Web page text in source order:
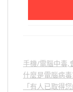
手機/電腦中毒,
什麼是電腦病
「有人已取得